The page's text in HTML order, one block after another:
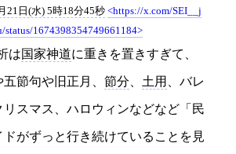
21日(水) 5時18分45秒
https://x.com/SEI__j
status/1674398354749661184
は国家神道に重きを置きすぎて、
節句や旧正月、 節分 土用 、バレ
リスマス、ハロウィンなどなど「民
ドがずっと行き続けていることを見